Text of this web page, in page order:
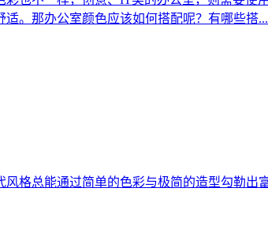
。那办公室颜色应该如何搭配呢？有哪些搭...
格总能通过简单的色彩与极简的造型勾勒出